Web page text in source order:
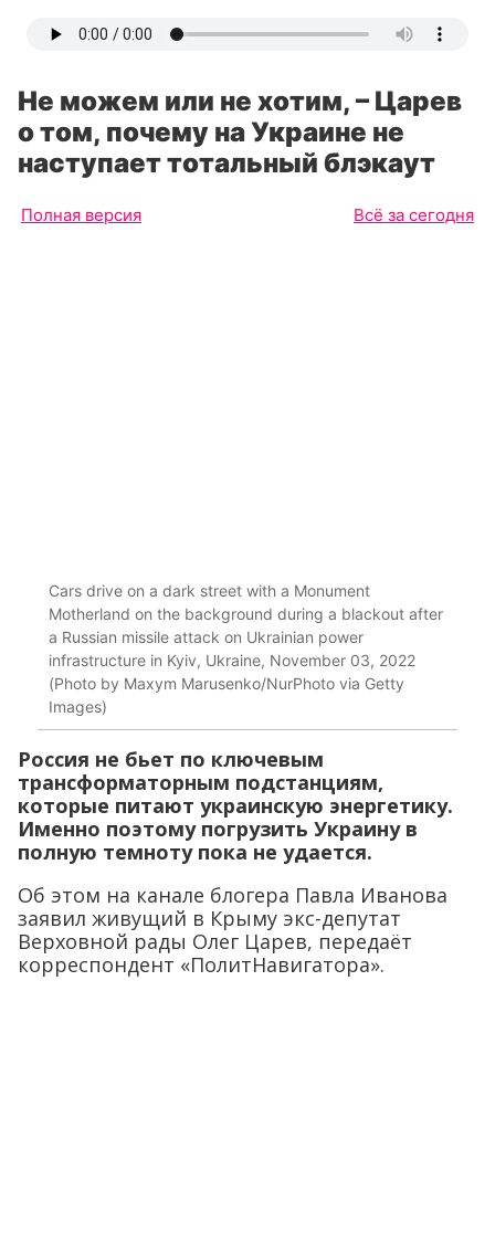
Не можем или не хотим, – Царев
о том, почему на Украине не
наступает тотальный блэкаут
Полная версия Всё за сегодня
Cars drive on a dark street with a Monument
Motherland on the background during a blackout after
a Russian missile attack on Ukrainian power
infrastructure in Kyiv, Ukraine, November 03, 2022
(Photo by Maxym Marusenko/NurPhoto via Getty
Images)
Россия не бьет по ключевым
трансформаторным подстанциям,
которые питают украинскую энергетику.
Именно поэтому погрузить Украину в
полную темноту пока не удается.
Об этом на канале блогера Павла Иванова
заявил живущий в Крыму экс-депутат
Верховной рады Олег Царев, передаёт
корреспондент «ПолитНавигатора».